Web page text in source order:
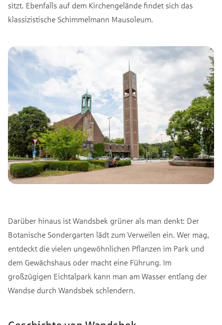
sitzt. Ebenfalls auf dem Kirchengelände findet sich das
klassizistische Schimmelmann Mausoleum.
Darüber hinaus ist Wandsbek grüner als man denkt: Der
Botanische Sondergarten lädt zum Verweilen ein. Wer mag,
entdeckt die vielen ungewöhnlichen Pflanzen im Park und
dem Gewächshaus oder macht eine Führung. Im
großzügigen Eichtalpark kann man am Wasser entlang der
Wandse durch Wandsbek schlendern.